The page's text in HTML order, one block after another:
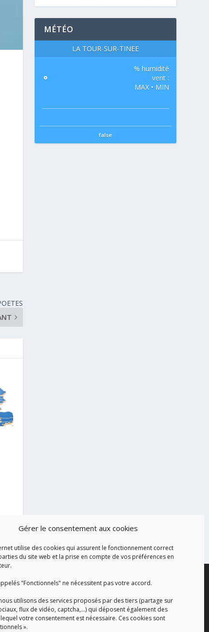
Gérer le consentement aux cookies
utilise des cookies qui assurent le fonctionnement correct
du site web et la prise en compte de vos préférences en
"Fonctionnels" ne nécessitent pas votre accord.
utilisons des services proposés par des tiers (partage sur
flux de vidéo, captcha,...) qui déposent également des
votre consentement est nécessaire. Ces cookies sont
».
MÉTÉO
LA TOUR-SUR-TINÉE
°
% humidité
vent :
MAX • MIN
false